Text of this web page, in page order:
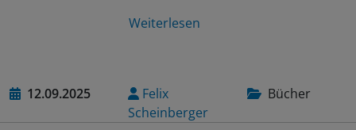
Weiterlesen
12.09.2025
Felix
Scheinberger
Bücher